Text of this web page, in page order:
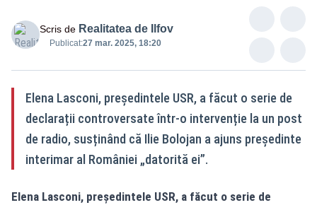
Scris de Realitatea de Ilfov
Publicat:27 mar. 2025, 18:20
Elena Lasconi, președintele USR, a făcut o serie de
declarații controversate într-o intervenție la un post
de radio, susținând că Ilie Bolojan a ajuns președinte
interimar al României „datorită ei”.
Elena Lasconi, președintele USR, a făcut o serie de